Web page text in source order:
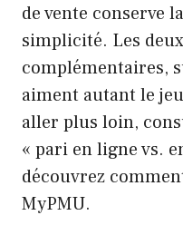
de vente conserve
simplicité. Les
complémentaires,
aiment autant le
aller plus loin,
« pari en ligne vs.
découvrez
MyPMU.